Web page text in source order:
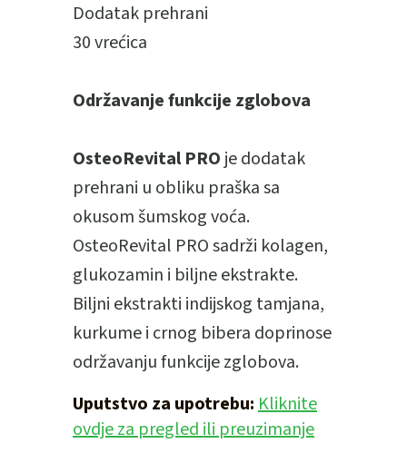
Dodatak prehrani
30 vrećica
Održavanje funkcije zglobova
OsteoRevital PRO je dodatak
prehrani u obliku praška sa
okusom šumskog voća.
OsteoRevital PRO sadrži kolagen,
glukozamin i biljne ekstrakte.
Biljni ekstrakti indijskog tamjana,
kurkume i crnog bibera doprinose
održavanju funkcije zglobova.
Uputstvo za upotrebu:Kliknite
ovdje za pregled ili preuzimanje